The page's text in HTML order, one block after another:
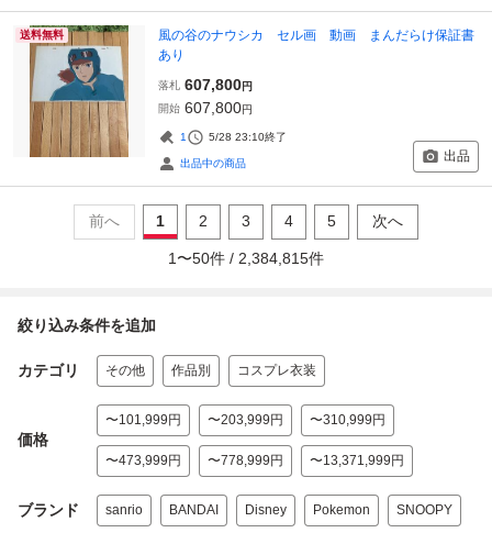
送料無料
風の谷のナウシカ セル画 動画 まんだらけ保証書
あり
落札 607,800円
開始 607,800円
1 5/28 23:10終了
出品中の商品 出品
前へ 1 2 3 4 5 次へ
1 〜50件 / 2,384,815件
絞り込み条件を追加
カテゴリ その他 作品別 コスプレ衣装
価格
〜101,999円 〜203,999円 〜310,999円
〜473,999円 〜778,999円 〜13,371,999円
ブランド sanrio BANDAI Disney Pokemon SNOOPY